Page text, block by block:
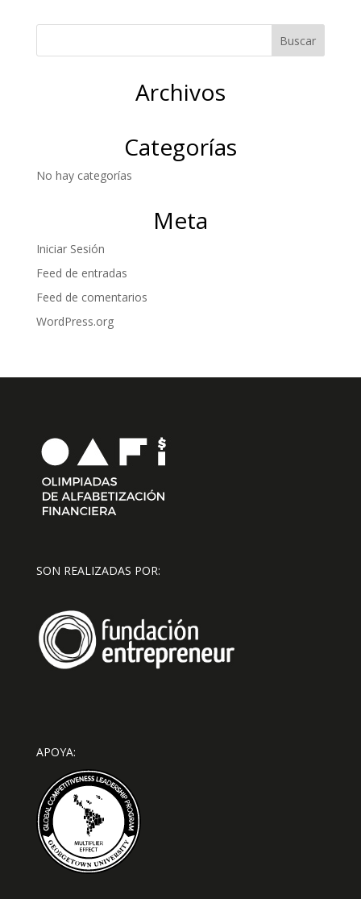
Archivos
Categorías
No hay categorías
Meta
Iniciar Sesión
Feed de entradas
Feed de comentarios
WordPress.org
SON REALIZADAS POR:
APOYA: